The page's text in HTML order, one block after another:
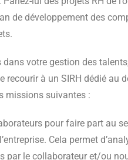
de développement des
votre gestion des
à un SIRH dédié au
missions suivantes :
pour faire part au
Cela permet
par le collaborateur et/ou